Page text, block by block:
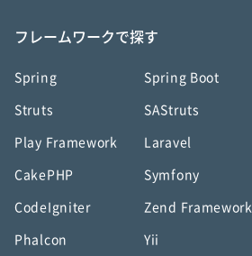
フレームワークで探す
Spring Spring Boot
Struts SAStruts
Play Framework Laravel
CakePHP Symfony
CodeIgniter Zend Framework
Phalcon Yii